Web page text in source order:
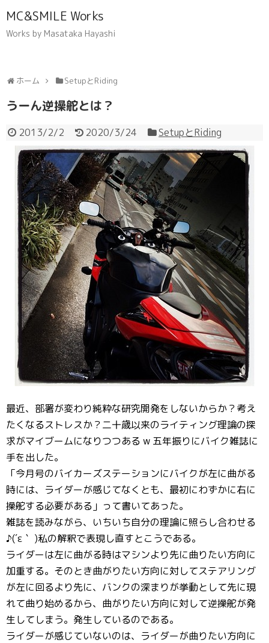
MC&SMILE Works
Works by Masataka Hayashi
ホーム SetupとRiding
うーん逆操舵とは？
2013/2/2 2020/3/24 SetupとRiding
最近、部署が変わり純粋な研究開発をしないからか？考え
たくなるストレスか？二十歳以来のライティング理論の探
求がマイブームになりつつある w 五年振りにバイク雑誌に
手を出した。
「今月号のバイカーズステーションにバイクが左に曲がる
時には、ライダーが感じてなくとも、最初にわずかに右に
操舵する必要がある」って書いてあった。
雑誌を読みながら、いちいち自分の理論に照らし合わせる
♪(´ε｀ )私の解釈で表現し直すとこうである。
ライダーは左に曲がる時はマシンより先に曲りたい方向に
加重する。そのとき曲がりたい方向に対してステアリング
が左に回るより先に、バンクの深まりが挙動として先に現
れて曲り始めるから、曲がりたい方向に対して逆操舵が発
生してしまう。発生しているのである。
ライダーが感じていないのは、ライダーが曲りたい方向に